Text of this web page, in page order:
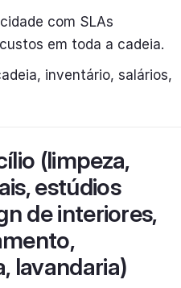
com SLAs
em toda a cadeia.
inventário, salários,
(limpeza,
estúdios
de interiores,
lavandaria)